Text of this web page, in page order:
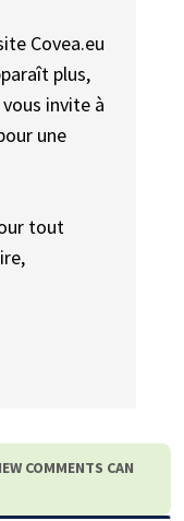
Covea.eu
plus,
invite à
une
tout
COMMENTS CAN